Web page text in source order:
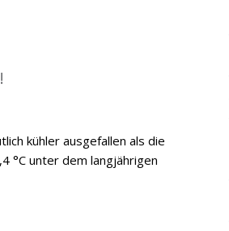
kühler ausgefallen als die
°C unter dem langjährigen